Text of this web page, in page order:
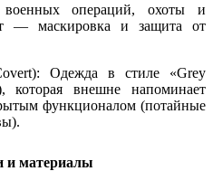
операций, охоты и
— маскировка и защита от
Одежда в стиле «Grey
которая внешне напоминает
функционалом (потайные
и материалы